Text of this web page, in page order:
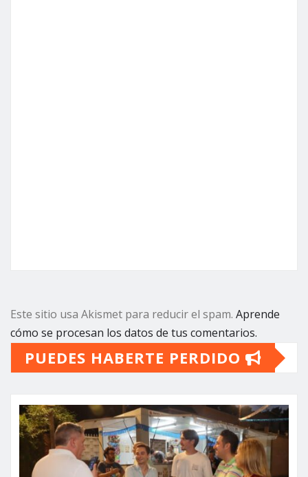
Este sitio usa Akismet para reducir el spam. Aprende
cómo se procesan los datos de tus comentarios.
PUEDES HABERTE PERDIDO